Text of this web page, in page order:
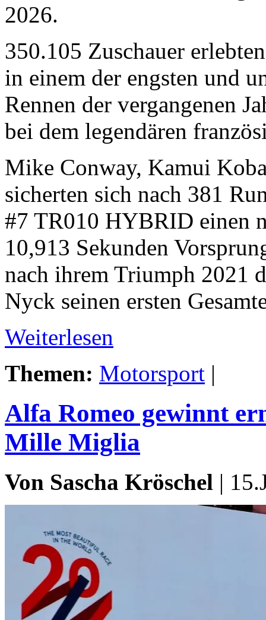
2026.
350.105 Zuschauer
in einem der engsten und
Rennen der vergangenen
bei dem legendären
Mike Conway, Kamui
sicherten sich nach 381
#7 TR010 HYBRID einen
10,913 Sekunden
nach ihrem Triumph 2021
Nyck seinen ersten
Weiterlesen
Themen: Motorsport |
Alfa Romeo gewinnt
Mille Miglia
Von Sascha Kröschel |